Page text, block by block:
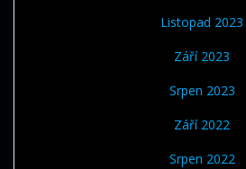
Listopad 2023
Září 2023
Srpen 2023
Září 2022
Srpen 2022